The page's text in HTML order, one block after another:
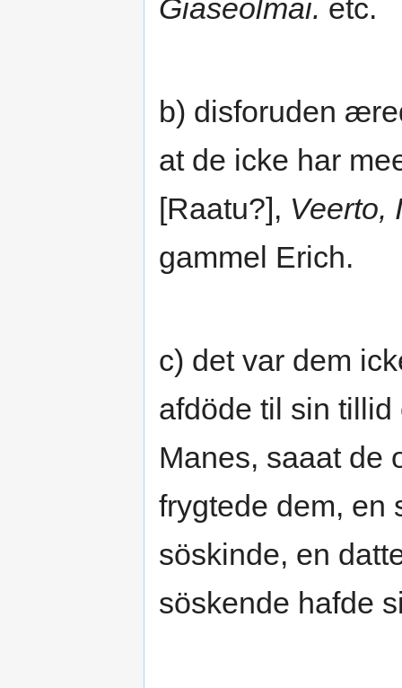
Giaseolmai. etc.
b) disforuden
at de icke har
[Raatu?], Veerto,
gammel Erich.
c) det var dem
afdöde til sin
Manes, saaat de
frygtede dem, en
söskinde, en
söskende hafde